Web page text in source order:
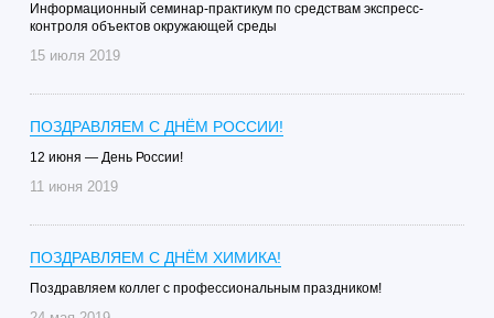
Информационный семинар-практикум по средствам экспресс-
контроля объектов окружающей среды
15 июля 2019
ПОЗДРАВЛЯЕМ С ДНЁМ РОССИИ!
12 июня — День России!
11 июня 2019
ПОЗДРАВЛЯЕМ С ДНЁМ ХИМИКА!
Поздравляем коллег с профессиональным праздником!